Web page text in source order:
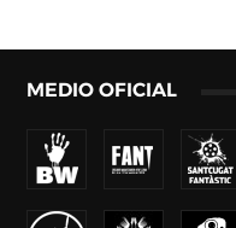
MEDIO OFICIAL